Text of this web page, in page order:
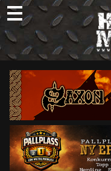
Skip
to
content